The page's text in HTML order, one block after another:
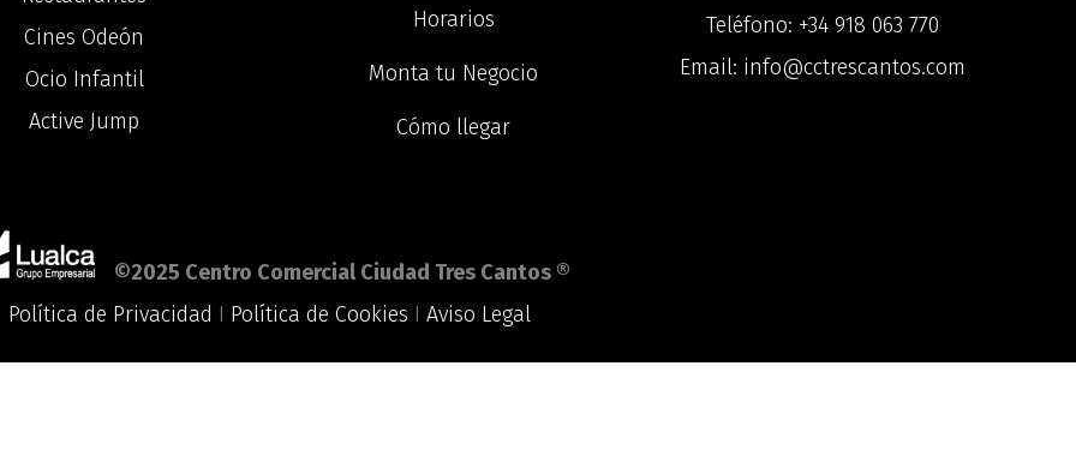
Cines Odeón
Ocio Infantil
Active Jump
Horarios
Monta tu Negocio
Cómo llegar
Teléfono: +34 918 063 770
Email: info@cctrescantos.com
©2025 Centro Comercial Ciudad Tres Cantos ®
Política de Privacidad I Política de Cookies I Aviso Legal